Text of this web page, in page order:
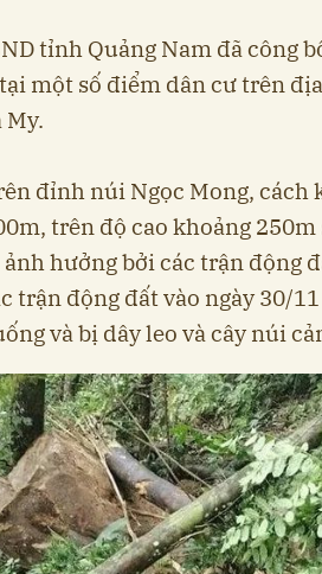
tỉnh Quảng Nam đã công
một số điểm dân cư trên
My.
đỉnh núi Ngọc Mong, cách
trên độ cao khoảng
ảnh hưởng bởi các trận động
trận động đất vào ngày 30/
và bị dây leo và cây núi